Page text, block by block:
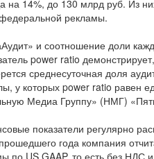
на 14%, до 130 млрд руб. Из
федеральной рекламы.
и соотношение доли
power ratio
среднесуточная доля
у которых power ratio равен
Медиа Группу» (НМГ)
показатели регулярно
года компания
по US GAAP, то есть без НДС